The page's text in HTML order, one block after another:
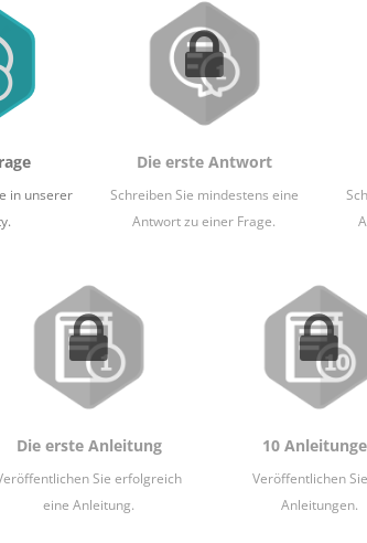
in unserer
Die erste Antwort
Schreiben Sie mindestens eine
Antwort zu einer Frage.
Die erste Anleitung
Sie erfolgreich
eine Anleitung.
10
Veröffentlichen
Anleitungen.